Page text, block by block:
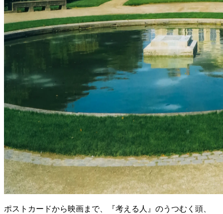
ポストカードから映画まで、『考える人』のうつむく頭、